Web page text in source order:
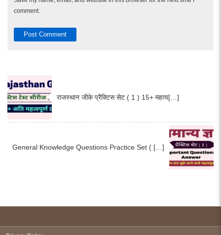
comment.
राजस्थान जीके प्रैक्टिस सेट ( 1 ) 15+ महत्व[…]
General Knowledge Questions Practice Set ( […]